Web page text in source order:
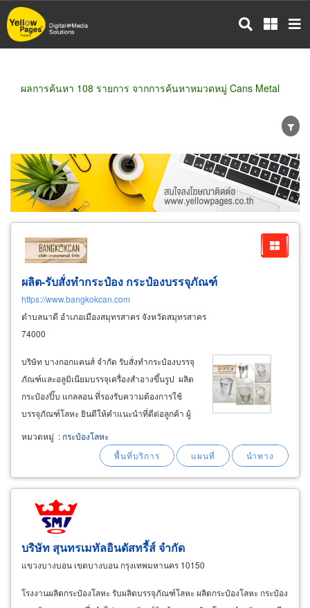
ข้าม
ไป
ผลการค้นหา 108 รายการ จากการค้นหาหมวดหมู่ Cans Metal
ขายส่ง ขายปลีก ผู้ผลิต
ตัวแทนจัดจำหน่าย
ผู้ส่งออก/นำเข้า
ธุรกิจบริการ
ผลิต-รับสั่งทำกระป๋อง กระป๋องบรรจุภัณฑ์
https://www.bangkokcan.com
ตำบลนาดี อำเภอเมืองสมุทรสาคร จังหวัดสมุทรสาคร
74000
บริษัท บางกอกแคนส์ จำกัด รับสั่งทำกระป๋องบรรจุ
ภัณฑ์และอลูมิเนียมบรรจุเครื่องสำอางขึ้นรูป ผลิต
กระป๋องปิ๊บ แกลลอน ที่รองรับความต้องการใช้
บรรจุภัณฑ์โลหะ ยินดีให้คำแนะนำที่ดีต่อลูกค้า ผู้
ผลิตกระป๋องโลหะ กระป๋องบรรจุภัณฑ์ใส่อาหาร
แบบฝาดึง (ฝา quik peel, easy open) กระป๋อง
หมวดหมู่ : กระป๋องโลหะ
บริษัท สุนทรเมทัลอินดัสทรี้ส์ จำกัด
แขวงบางบอน เขตบางบอน กรุงเทพมหานคร 10150
โรงงานผลิตกระป๋องโลหะ รับผลิตบรรจุภัณฑ์โลหะ ผลิตกระป๋องโลหะ กระป๋อง